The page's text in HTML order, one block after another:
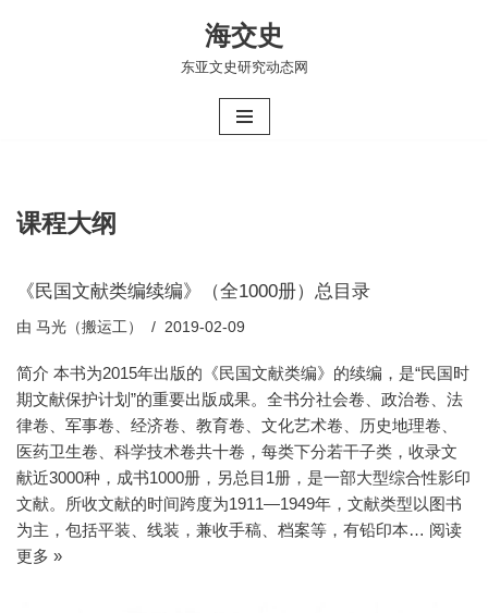
海交史
东亚文史研究动态网
课程大纲
《民国文献类编续编》（全1000册）总目录
由 马光（搬运工） 2019-02-09
简介 本书为2015年出版的《民国文献类编》的续编，是“民国时
期文献保护计划”的重要出版成果。全书分社会卷、政治卷、法
律卷、军事卷、经济卷、教育卷、文化艺术卷、历史地理卷、
医药卫生卷、科学技术卷共十卷，每类下分若干子类，收录文
献近3000种，成书1000册，另总目1册，是一部大型综合性影印
文献。所收文献的时间跨度为1911—1949年，文献类型以图书
为主，包括平装、线装，兼收手稿、档案等，有铅印本… 阅读
更多 »